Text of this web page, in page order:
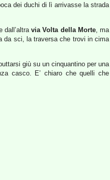
dei duchi di lì arrivasse la strada
dall’altravia Volta della Morte, ma
da sci, la traversa che trovi in cima
giù su un cinquantino per una
casco. E’ chiaro che quelli che